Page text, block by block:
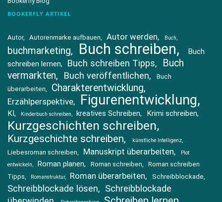
BOOKERFLY ARTIKEL
Autor Autorenmarke aufbauen Autor werden Buch
buchmarketing Buch schreiben
Buch
schreiben lernen
Buch schreiben Tipps
Buch
vermarkten
Buch veröffentlichen
Buch
überarbeiten
Charakterentwicklung
Erzählperspektive Figurenentwicklung
KI Kinderbuch schreiben kreatives Schreiben Krimi schreiben
Kurzgeschichten schreiben
Kurzgeschichte schreiben künstliche Intelligenz
Liebesroman schreiben Manuskript überarbeiten
Plot
entwickeln
Roman planen Roman schreiben
Roman schreiben
Tipps
Romanstruktur Roman überarbeiten Schreibblockade
Schreibblockade lösen
Schreibblockade